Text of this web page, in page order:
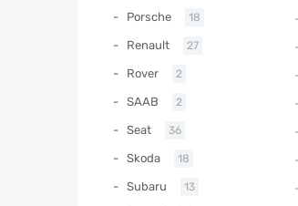
Porsche 18
Renault 27
Rover 2
SAAB 2
Seat 36
Skoda 18
Subaru 13